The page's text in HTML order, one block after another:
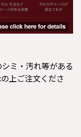
ミ・汚れ等がある
上ご注文くださ